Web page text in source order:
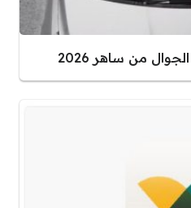
من ساهر 2026